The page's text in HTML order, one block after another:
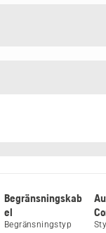
Begränsningskab
el
Begränsningstyp